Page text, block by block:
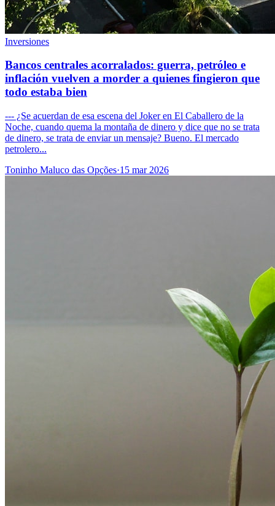
Inversiones
Bancos centrales acorralados: guerra, petróleo e
inflación vuelven a morder a quienes fingieron que
todo estaba bien
--- ¿Se acuerdan de esa escena del Joker en El Caballero de la
Noche, cuando quema la montaña de dinero y dice que no se trata
de dinero, se trata de enviar un mensaje? Bueno. El mercado
petrolero...
Toninho Maluco das Opções·15 mar 2026